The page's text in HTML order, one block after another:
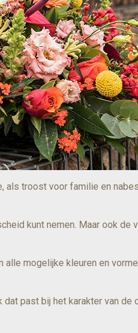
troost voor familie en
kunt nemen. Maar ook
mogelijke kleuren en
past bij het karakter van